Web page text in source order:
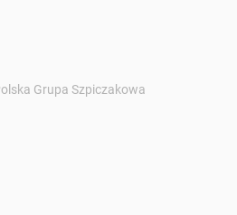
Grupa Szpiczakowa